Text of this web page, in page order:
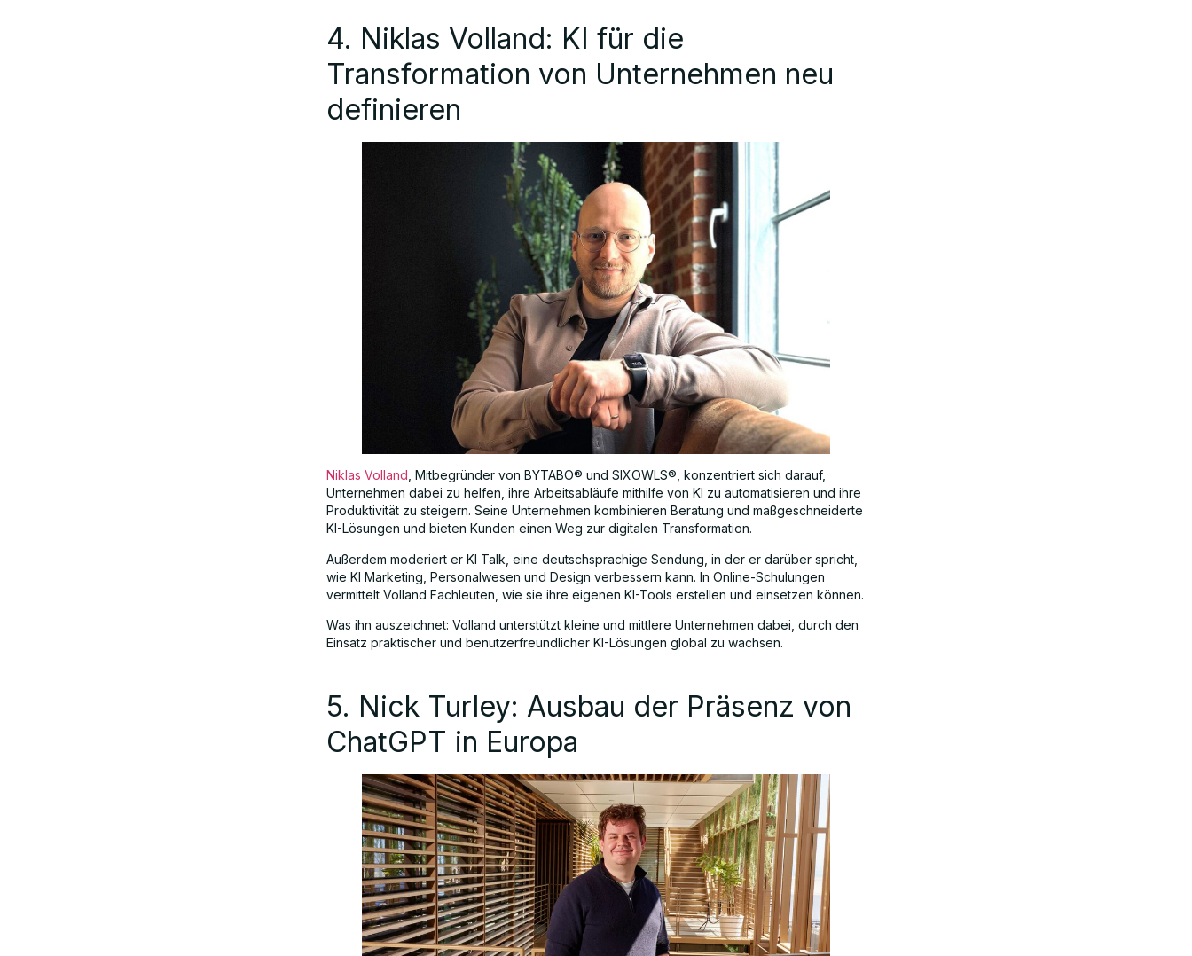
4. Niklas Volland: KI für die
Transformation von Unternehmen neu
definieren
Niklas Volland , Mitbegründer von BYTABO® und SIXOWLS®, konzentriert sich darauf,
Unternehmen dabei zu helfen, ihre Arbeitsabläufe mithilfe von KI zu automatisieren und ihre
Produktivität zu steigern. Seine Unternehmen kombinieren Beratung und maßgeschneiderte
KI-Lösungen und bieten Kunden einen Weg zur digitalen Transformation.
Außerdem moderiert er KI Talk, eine deutschsprachige Sendung, in der er darüber spricht,
wie KI Marketing, Personalwesen und Design verbessern kann. In Online-Schulungen
vermittelt Volland Fachleuten, wie sie ihre eigenen KI-Tools erstellen und einsetzen können.
Was ihn auszeichnet: Volland unterstützt kleine und mittlere Unternehmen dabei, durch den
Einsatz praktischer und benutzerfreundlicher KI-Lösungen global zu wachsen.
5. Nick Turley: Ausbau der Präsenz von
ChatGPT in Europa